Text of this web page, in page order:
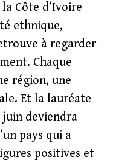
Côte d’Ivoire
ethnique,
à regarder
Chaque
région, une
Et la lauréate
juin deviendra
pays qui a
positives et